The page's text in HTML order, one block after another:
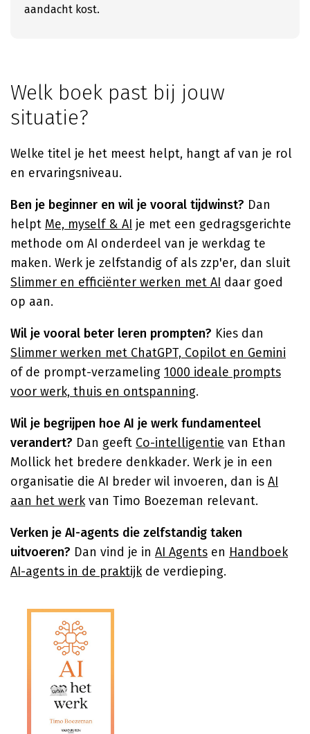
aandacht kost.
Welk boek past bij jouw
situatie?
Welke titel je het meest helpt, hangt af van je rol
en ervaringsniveau.
Ben je beginner en wil je vooral tijdwinst? Dan
helpt Me, myself & AI je met een gedragsgerichte
methode om AI onderdeel van je werkdag te
maken. Werk je zelfstandig of als zzp'er, dan sluit
Slimmer en efficiënter werken met AI daar goed
op aan.
Wil je vooral beter leren prompten? Kies dan
Slimmer werken met ChatGPT, Copilot en Gemini
of de prompt-verzameling 1000 ideale prompts
voor werk, thuis en ontspanning.
Wil je begrijpen hoe AI je werk fundamenteel
verandert? Dan geeft Co-intelligentie van Ethan
Mollick het bredere denkkader. Werk je in een
organisatie die AI breder wil invoeren, dan is AI
aan het werkvan Timo Boezeman relevant.
Verken je AI-agents die zelfstandig taken
uitvoeren? Dan vind je in AI Agents en Handboek
AI-agents in de praktijkde verdieping.